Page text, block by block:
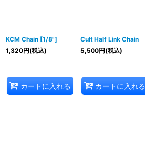
KCM Chain [1/8"]
1,320円(税込)
カートに入れる
Cult Half Link Chain
5,500円(税込)
カートに入れる